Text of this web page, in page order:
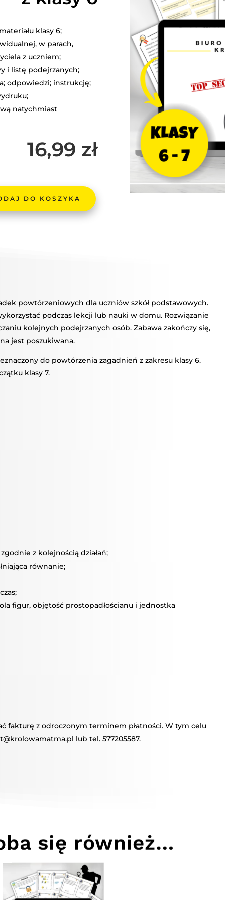
klasy 6;
w parach,
z uczniem;
i listę podejrzanych;
odpowiedzi; instrukcję;
natychmiast
16,99 zł
DO KOSZYKA
powtórzeniowych dla uczniów szkół podstawowych.
podczas lekcji lub nauki w domu. Rozwiązanie
kolejnych podejrzanych osób. Zabawa zakończy się,
jest poszukiwana.
do powtórzenia zagadnień z zakresu klasy 6.
klasy 7.
z kolejnością działań;
równanie;
figur, objętość prostopadłościanu i jednostka
fakturę z odroczonym terminem płatności. W tym celu
lub tel. 577205587.
się również…